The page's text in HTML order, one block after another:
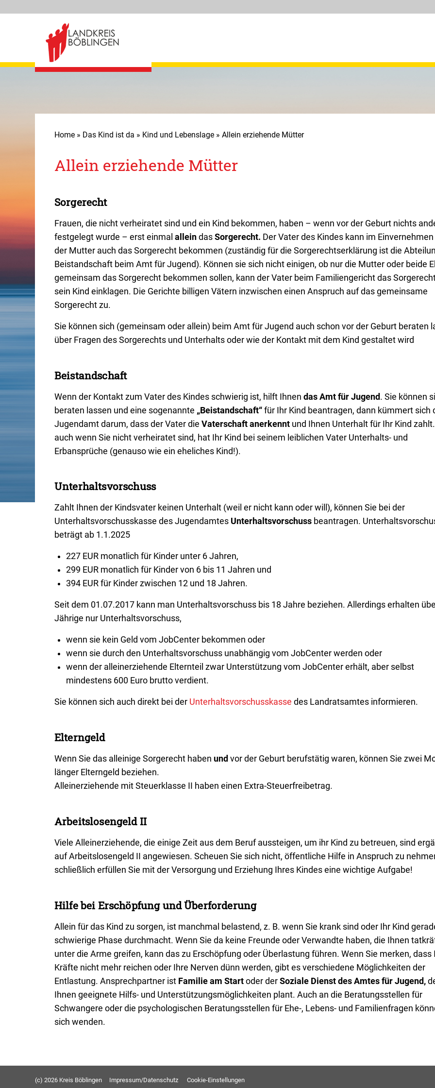
Das Kind ist da
SOS-Notruf
Home » Das Kind ist da » Kind und Lebenslage » Allein erziehende Mütter
Allein erziehende Mütter
Sorgerecht
Frauen, die nicht verheiratet sind und ein Kind bekommen, haben – wenn vor der Geburt nichts
festgelegt wurde – erst einmal allein das Sorgerecht. Der Vater des Kindes kann im
der Mutter auch das Sorgerecht bekommen (zuständig für die Sorgerechtserklärung ist die
Beistandschaft beim Amt für Jugend). Können sie sich nicht einigen, ob nur die Mutter oder beide
gemeinsam das Sorgerecht bekommen sollen, kann der Vater beim Familiengericht das
sein Kind einklagen. Die Gerichte billigen Vätern inzwischen einen Anspruch auf das gemeinsame
Sorgerecht zu.
Sie können sich (gemeinsam oder allein) beim Amt für Jugend auch schon vor der Geburt beraten
über Fragen des Sorgerechts und Unterhalts oder wie der Kontakt mit dem Kind gestaltet wird
Beistandschaft
Wenn der Kontakt zum Vater des Kindes schwierig ist, hilft Ihnen das Amt für Jugend . Sie können
beraten lassen und eine sogenannte „Beistandschaft“ für Ihr Kind beantragen, dann kümmert sich
Jugendamt darum, dass der Vater die Vaterschaft anerkennt und Ihnen Unterhalt für Ihr Kind
auch wenn Sie nicht verheiratet sind, hat Ihr Kind bei seinem leiblichen Vater Unterhalts- und
Erbansprüche (genauso wie ein eheliches Kind!).
Unterhaltsvorschuss
Zahlt Ihnen der Kindsvater keinen Unterhalt (weil er nicht kann oder will), können Sie bei der
Unterhaltsvorschusskasse des Jugendamtes Unterhaltsvorschuss beantragen.
beträgt ab 1.1.2025
227 EUR monatlich für Kinder unter 6 Jahren,
299 EUR monatlich für Kinder von 6 bis 11 Jahren und
394 EUR für Kinder zwischen 12 und 18 Jahren.
Seit dem 01.07.2017 kann man Unterhaltsvorschuss bis 18 Jahre beziehen. Allerdings erhalten
Jährige nur Unterhaltsvorschuss,
wenn sie kein Geld vom JobCenter bekommen oder
wenn sie durch den Unterhaltsvorschuss unabhängig vom JobCenter werden oder
wenn der alleinerziehende Elternteil zwar Unterstützung vom JobCenter erhält, aber selbst
mindestens 600 Euro brutto verdient.
Sie können sich auch direkt bei der Unterhaltsvorschusskasse des Landratsamtes informieren.
Elterngeld
Wenn Sie das alleinige Sorgerecht haben und vor der Geburt berufstätig waren, können Sie zwei
länger Elterngeld beziehen.
Alleinerziehende mit Steuerklasse II haben einen Extra-Steuerfreibetrag.
Arbeitslosengeld II
Viele Alleinerziehende, die einige Zeit aus dem Beruf aussteigen, um ihr Kind zu betreuen, sind
auf Arbeitslosengeld II angewiesen. Scheuen Sie sich nicht, öffentliche Hilfe in Anspruch zu
schließlich erfüllen Sie mit der Versorgung und Erziehung Ihres Kindes eine wichtige Aufgabe!
Hilfe bei Erschöpfung und Überforderung
Allein für das Kind zu sorgen, ist manchmal belastend, z. B. wenn Sie krank sind oder Ihr Kind
schwierige Phase durchmacht. Wenn Sie da keine Freunde oder Verwandte haben, die Ihnen
unter die Arme greifen, kann das zu Erschöpfung oder Überlastung führen. Wenn Sie merken, dass
Kräfte nicht mehr reichen oder Ihre Nerven dünn werden, gibt es verschiedene Möglichkeiten der
Entlastung. Ansprechpartner ist Familie am Start oder der Soziale Dienst des Amtes für Jugend,
Ihnen geeignete Hilfs- und Unterstützungsmöglichkeiten plant. Auch an die Beratungsstellen für
Schwangere oder die psychologischen Beratungsstellen für Ehe-, Lebens- und Familienfragen
sich wenden.
(c) 2026 Kreis Böblingen Impressum/Datenschutz Cookie-Einstellungen